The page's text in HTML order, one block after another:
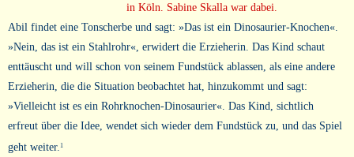
in Köln. Sabine Skalla war dabei.
Abil findet eine Tonscherbe und sagt: »Das ist ein Dinosaurier-Knochen«.
»Nein, das ist ein Stahlrohr«, erwidert die Erzieherin. Das Kind schaut
enttäuscht und will schon von seinem Fundstück ablassen, als eine andere
Erzieherin, die die Situation beobachtet hat, hinzukommt und sagt:
»Vielleicht ist es ein Rohrknochen-Dinosaurier«. Das Kind, sichtlich
erfreut über die Idee, wendet sich wieder dem Fundstück zu, und das Spiel
geht weiter.1